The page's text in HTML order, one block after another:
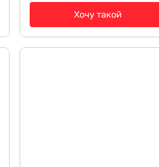
Хочу такой